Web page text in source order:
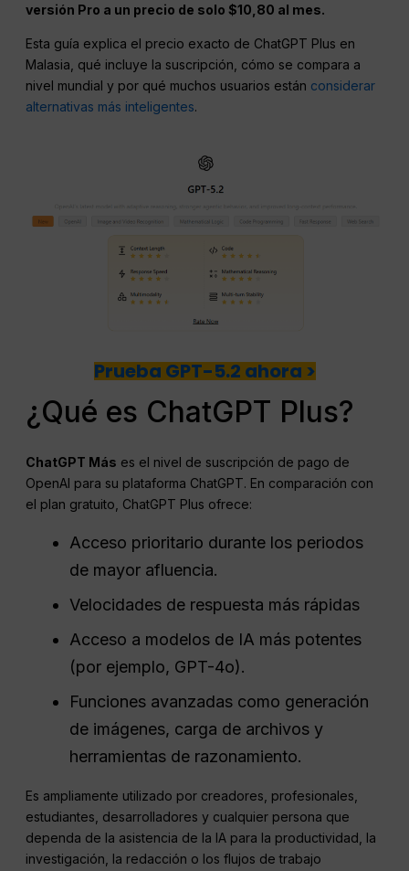
versión Pro a un precio de solo $10,80 al mes.
Esta guía explica el precio exacto de ChatGPT Plus en
Malasia, qué incluye la suscripción, cómo se compara a
nivel mundial y por qué muchos usuarios están considerar
alternativas más inteligentes.
Prueba GPT-5.2 ahora >
¿Qué es ChatGPT Plus?
ChatGPT Más es el nivel de suscripción de pago de
OpenAI para su plataforma ChatGPT. En comparación con
el plan gratuito, ChatGPT Plus ofrece:
Acceso prioritario durante los periodos
de mayor afluencia.
Velocidades de respuesta más rápidas
Acceso a modelos de IA más potentes
(por ejemplo, GPT-4o).
Funciones avanzadas como generación
de imágenes, carga de archivos y
herramientas de razonamiento.
Es ampliamente utilizado por creadores, profesionales,
estudiantes, desarrolladores y cualquier persona que
dependa de la asistencia de la IA para la productividad, la
investigación, la redacción o los flujos de trabajo